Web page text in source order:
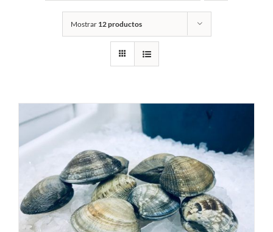
Mostrar 12 productos